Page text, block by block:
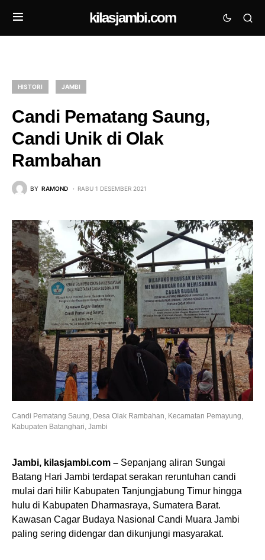
kilasjambi.com
HISTORI JAMBI
Candi Pematang Saung,
Candi Unik di Olak
Rambahan
BY RAMOND RABU 1 DESEMBER 2021
Candi Pematang Saung, Desa Olak Rambahan, Kecamatan Pemayung,
Kabupaten Batanghari, Jambi
Jambi, kilasjambi.com – Sepanjang aliran Sungai
Batang Hari Jambi terdapat serakan reruntuhan candi
mulai dari hilir Kabupaten Tanjungjabung Timur hingga
hulu di Kabupaten Dharmasraya, Sumatera Barat.
Kawasan Cagar Budaya Nasional Candi Muara Jambi
paling sering didengar dan dikunjungi masyarakat.